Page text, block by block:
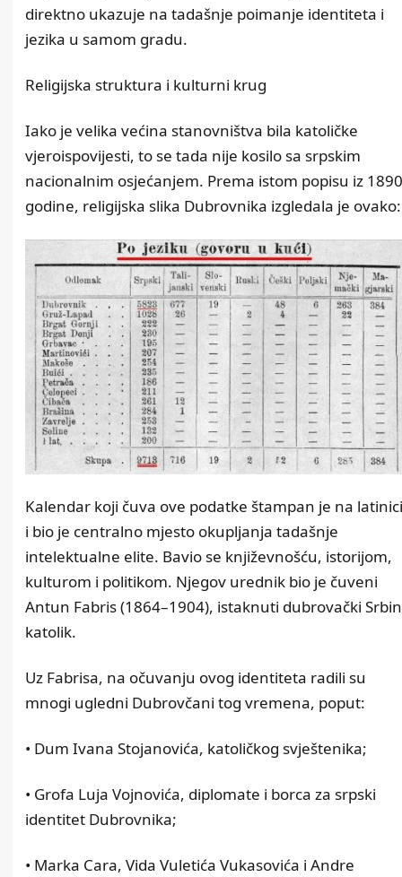
direktno ukazuje na tadašnje poimanje identiteta i
jezika u samom gradu.
Religijska struktura i kulturni krug
Iako je velika većina stanovništva bila katoličke
vjeroispovijesti, to se tada nije kosilo sa srpskim
nacionalnim osjećanjem. Prema istom popisu iz
godine, religijska slika Dubrovnika izgledala je ovako:
Kalendar koji čuva ove podatke štampan je na latinici
i bio je centralno mjesto okupljanja tadašnje
intelektualne elite. Bavio se književnošću, istorijom,
kulturom i politikom. Njegov urednik bio je čuveni
Antun Fabris (1864–1904), istaknuti dubrovački Srbin
katolik.
Uz Fabrisa, na očuvanju ovog identiteta radili su
mnogi ugledni Dubrovčani tog vremena, poput:
• Dum Ivana Stojanovića, katoličkog svještenika;
• Grofa Luja Vojnovića, diplomate i borca za srpski
identitet Dubrovnika;
• Marka Cara, Vida Vuletića Vukasovića i Andre